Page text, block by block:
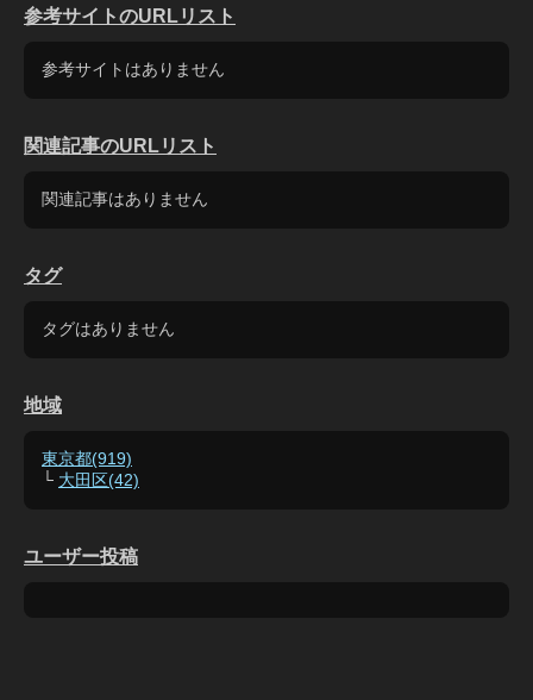
参考サイトのURLリスト
参考サイトはありません
関連記事のURLリスト
関連記事はありません
タグ
タグはありません
地域
東京都(919)
└ 大田区(42)
ユーザー投稿